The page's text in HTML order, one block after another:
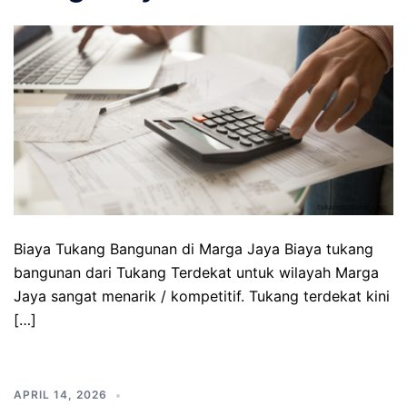
Biaya Tukang Bangunan di Marga Jaya Biaya tukang
bangunan dari Tukang Terdekat untuk wilayah Marga
Jaya sangat menarik / kompetitif. Tukang terdekat kini
[…]
APRIL 14, 2026